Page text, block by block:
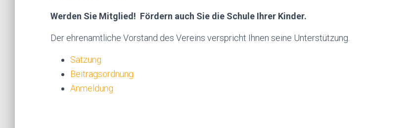
Werden Sie Mitglied! Fördern auch Sie die Schule Ihrer Kinder.
Der ehrenamtliche Vorstand des Vereins verspricht Ihnen seine Unterstützung.
Satzung
Beitragsordnung
Anmeldung